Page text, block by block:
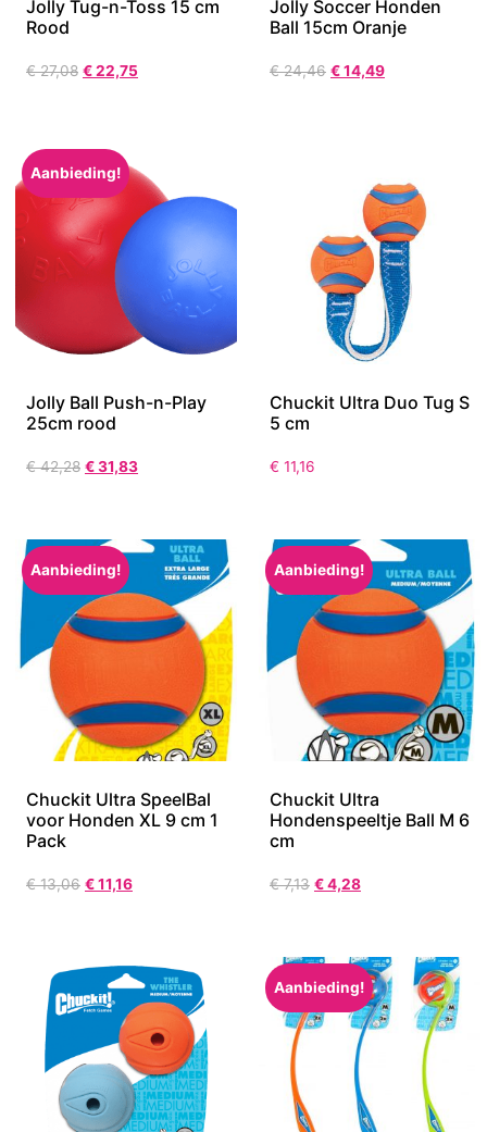
Jolly Tug-n-Toss 15 cm
Rood
€27,08 €22,75
Jolly Soccer Honden
Ball 15cm Oranje
€24,46 €14,49
Aanbieding!
Jolly Ball Push-n-Play
25cm rood
€42,28 €31,83
Chuckit Ultra Duo Tug S
5 cm
€ 11,16
Aanbieding!
Chuckit Ultra SpeelBal
voor Honden XL 9 cm 1
Pack
€13,06 €11,16
Aanbieding!
Chuckit Ultra
Hondenspeeltje Ball M 6
cm
€7,13 €4,28
Aanbieding!